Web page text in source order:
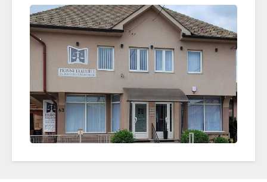
OTVORI SLIKU